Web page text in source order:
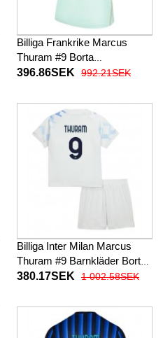
Billiga Frankrike Marcus
Thuram #9 Borta
fotbollskläder Dam VM 2026
396.86SEK 992.21SEK
Billiga Inter Milan Marcus
Thuram #9 Barnkläder Borta
fotbollskläder till baby 2025-
380.17SEK 1 002.58SEK